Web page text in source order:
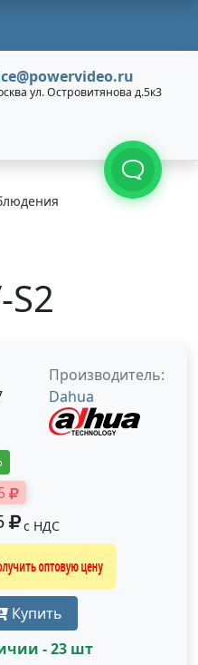
ул. Островитянова д.5к3
Производитель:
Dahua
с НДС
оптовую цену
Купить
- 23 шт